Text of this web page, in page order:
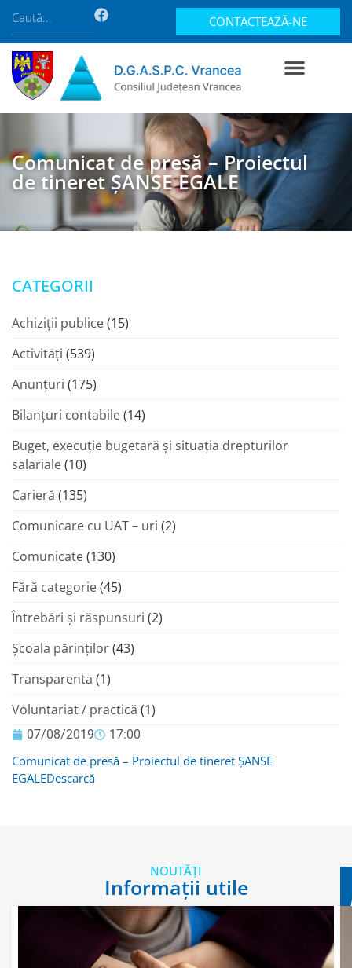
CONTACTEAZĂ-NE
Comunicat de presă – Proiectul
de tineret ȘANSE EGALE
07/08/2019 17:00
Comunicat de presă – Proiectul de tineret ȘANSE
EGALEDescarcă
CATEGORII
Achiziții publice(15)
Activități (539)
Anunțuri (175)
Bilanțuri contabile(14)
Buget, execuție bugetară și situația drepturilor
salariale(10)
Carieră (135)
Comunicare cu UAT – uri (2)
Comunicate(130)
Fără categorie(45)
Întrebări și răspunsuri (2)
Şcoala părinţilor(43)
Transparenta (1)
Voluntariat / practică (1)
NOUTĂȚI
Informații utile